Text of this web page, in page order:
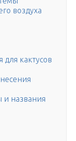
воздуха
для кактусов
и названия